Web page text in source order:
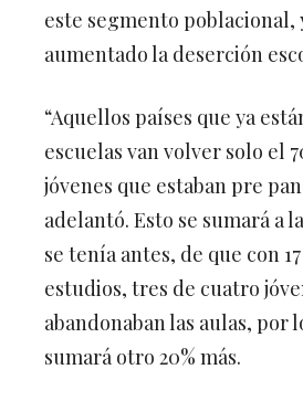
este segmento poblacional,
aumentado la deserción
“Aquellos países que ya
escuelas van volver solo el
jóvenes que estaban pre
adelantó. Esto se sumará a
se tenía antes, de que con
estudios, tres de cuatro
abandonaban las aulas, por
sumará otro 20% más.